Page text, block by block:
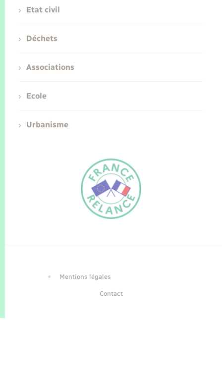
Etat civil
Déchets
Associations
Ecole
Urbanisme
Mentions légales
Contact